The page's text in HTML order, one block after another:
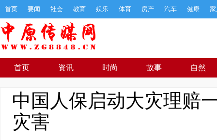
首页 要闻 社会 教育 娱乐 体育 房产 汽车 健康
首页 资讯 时尚 故事 自然
中国人保启动大灾理赔
灾害